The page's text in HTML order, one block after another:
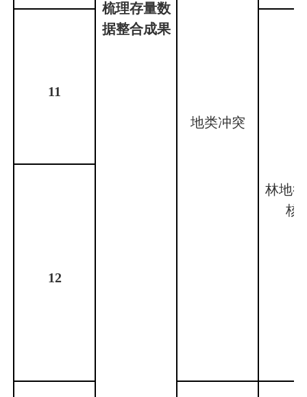
梳理存量数
据整合成果
地类冲突
11
林地
核
12